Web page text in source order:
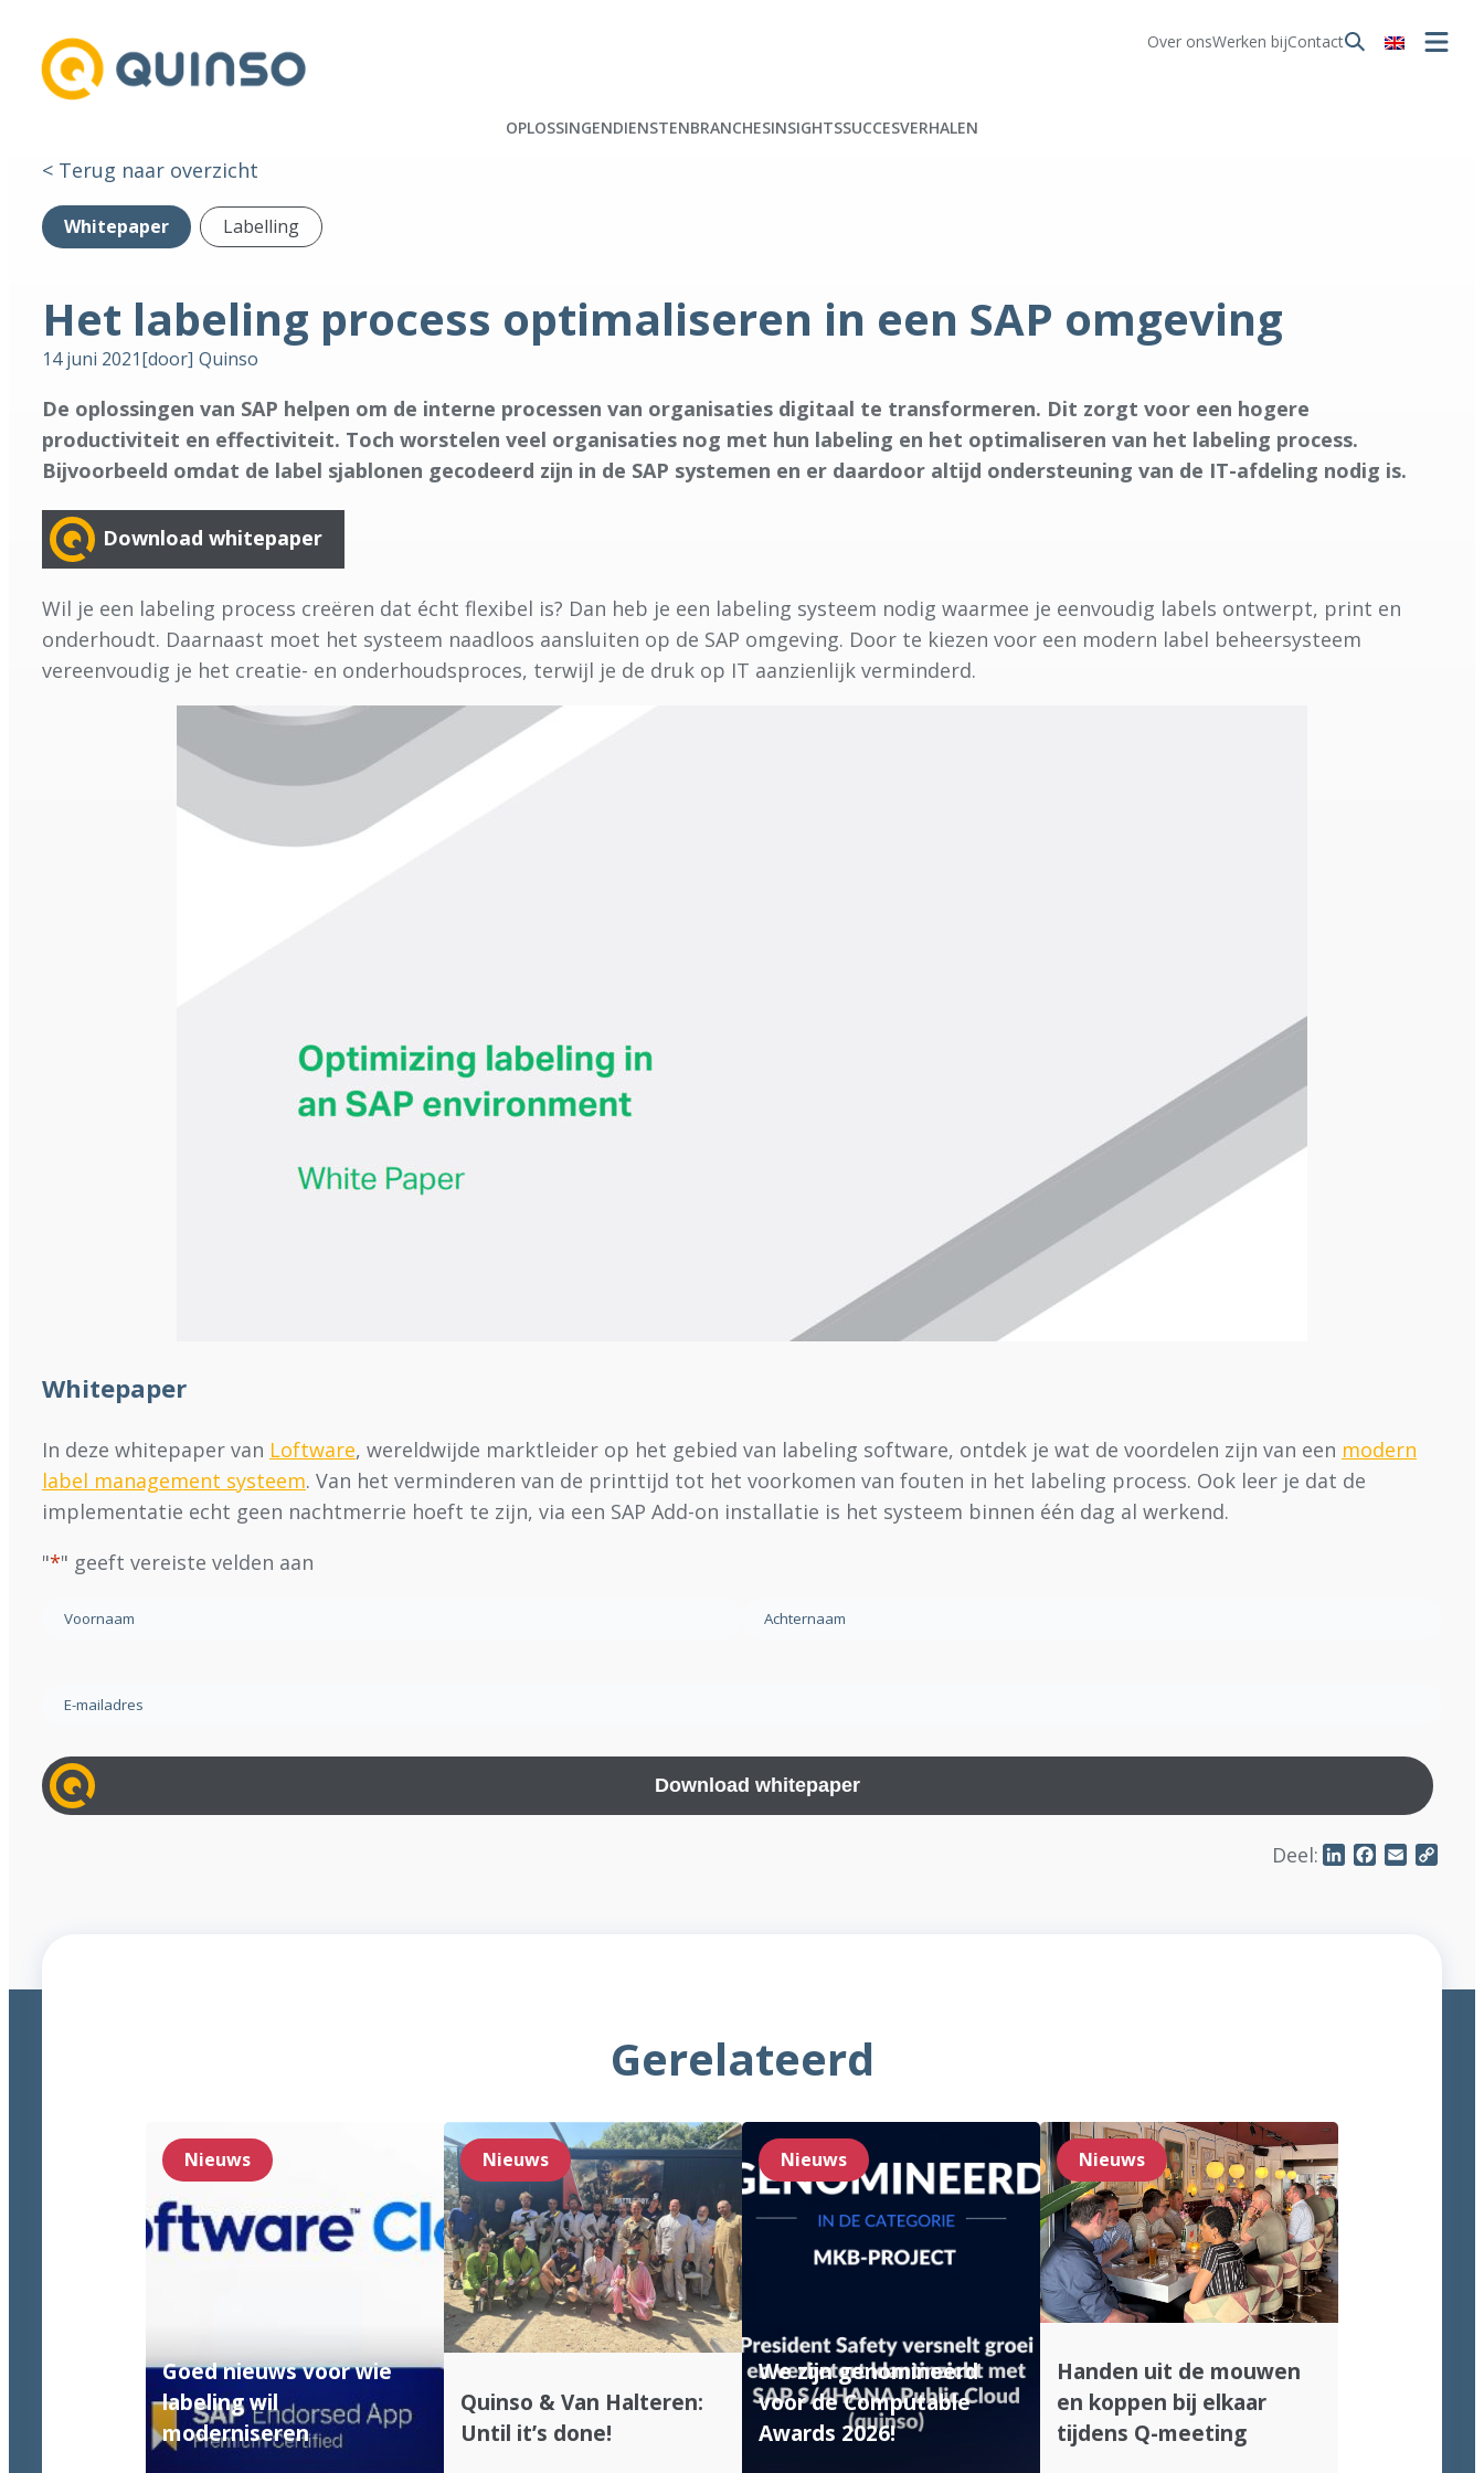
Over onsWerken bijContact
OPLOSSINGENDIENSTENBRANCHESINSIGHTSSUCCESVERHALEN
< Terug naar overzicht
Whitepaper Labelling
Het labeling process optimaliseren in een SAP omgeving
14 juni 2021[door] Quinso
De oplossingen van SAP helpen om de interne processen van organisaties digitaal te transformeren. Dit zorgt voor een hogere
productiviteit en effectiviteit. Toch worstelen veel organisaties nog met hun labeling en het optimaliseren van het labeling process.
Bijvoorbeeld omdat de label sjablonen gecodeerd zijn in de SAP systemen en er daardoor altijd ondersteuning van de IT-afdeling nodig is.
Download whitepaper
Wil je een labeling process creëren dat écht flexibel is? Dan heb je een labeling systeem nodig waarmee je eenvoudig labels ontwerpt, print en
onderhoudt. Daarnaast moet het systeem naadloos aansluiten op de SAP omgeving. Door te kiezen voor een modern label beheersysteem
vereenvoudig je het creatie- en onderhoudsproces, terwijl je de druk op IT aanzienlijk verminderd.
Whitepaper
In deze whitepaper van Loftware, wereldwijde marktleider op het gebied van labeling software, ontdek je wat de voordelen zijn van een modern
label management systeem. Van het verminderen van de printtijd tot het voorkomen van fouten in het labeling process. Ook leer je dat de
implementatie echt geen nachtmerrie hoeft te zijn, via een SAP Add-on installatie is het systeem binnen één dag al werkend.
"*" geeft vereiste velden aan
Naam*
Deel: LinkedInFacebook
Email
Gerelateerd
Nieuws
Goed nieuws voor wie
labeling wil
moderniseren
Nieuws
Quinso & Van Halteren:
Until it’s done!
Nieuws
We zijn genomineerd
voor de Computable
Awards 2026!
Nieuws
Handen uit de mouwen
en koppen bij elkaar
tijdens Q-meeting